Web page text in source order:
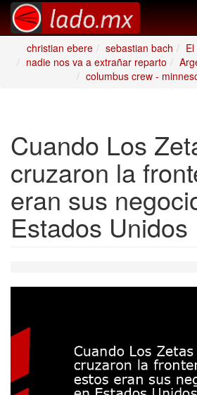
christian ebere
sebastian bach
nadie nos va a extrañar reparto
columbus crew -
Cuando Los
cruzaron la
eran sus
Estados Unidos